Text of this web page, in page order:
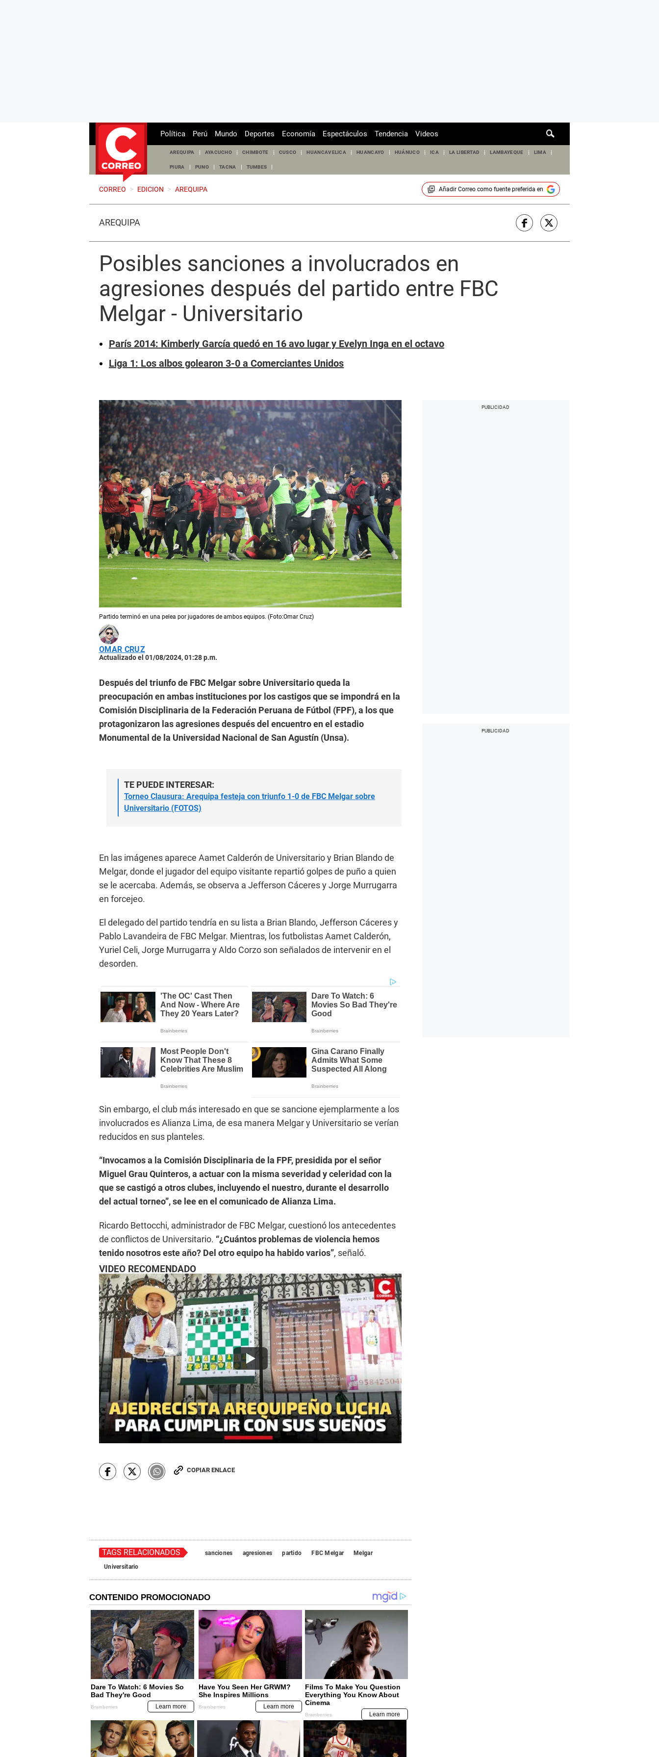
de
Política Perú Mundo Deportes Economía Espectáculos Tendencia Videos
AREQUIPA AYACUCHO CHIMBOTE CUSCO HUANCAVELICA HUANCAYO HUÁNUCO ICA LA LIBERTAD LAMBAYEQUE LIMA
PIURA PUNO TACNA TUMBES
CORREO > EDICION > AREQUIPA Añadir Correocomo fuente preferida en
AREQUIPA
Posibles sanciones a involucrados en
agresiones después del partido entre FBC
Melgar - Universitario
París 2014: Kimberly García quedó en 16 avo lugar y Evelyn Inga en el octavo
Liga 1: Los albos golearon 3-0 a Comerciantes Unidos
Partido terminó en una pelea por jugadores de ambos equipos. (Foto:Omar Cruz)
OMAR CRUZ
Actualizado el 01/08/2024, 01:28 p.m.
Después del triunfo de FBC Melgar sobre Universitario queda la
preocupación en ambas instituciones por los castigos que se impondrá en la
Comisión Disciplinaria de la Federación Peruana de Fútbol (FPF), a los que
protagonizaron las agresiones después del encuentro en el estadio
Monumental de la Universidad Nacional de San Agustín (Unsa).
TE PUEDE INTERESAR:
Torneo Clausura: Arequipa festeja con triunfo 1-0 de FBC Melgar sobre
Universitario (FOTOS)
En las imágenes aparece Aamet Calderón de Universitario y Brian Blando de
Melgar, donde el jugador del equipo visitante repartió golpes de puño a quien
se le acercaba. Además, se observa a Jefferson Cáceres y Jorge Murrugarra
en forcejeo.
El delegado del partido tendría en su lista a Brian Blando, Jefferson Cáceres y
Pablo Lavandeira de FBC Melgar. Mientras, los futbolistas Aamet Calderón,
Yuriel Celi, Jorge Murrugarra y Aldo Corzo son señalados de intervenir en el
desorden.
Sin embargo, el club más interesado en que se sancione ejemplarmente a los
involucrados es Alianza Lima, de esa manera Melgar y Universitario se verían
reducidos en sus planteles.
“Invocamos a la Comisión Disciplinaria de la FPF, presidida por el señor
Miguel Grau Quinteros, a actuar con la misma severidad y celeridad con la
que se castigó a otros clubes, incluyendo el nuestro, durante el desarrollo
del actual torneo”, se lee en el comunicado de Alianza Lima.
Ricardo Bettocchi, administrador de FBC Melgar, cuestionó los antecedentes
de conflictos de Universitario. “¿Cuántos problemas de violencia hemos
tenido nosotros este año? Del otro equipo ha habido varios”, señaló.
VIDEO RECOMENDADO
COPIAR ENLACE
TAGS RELACIONADOS sanciones agresiones partido FBC Melgar
Melgar
Universitario